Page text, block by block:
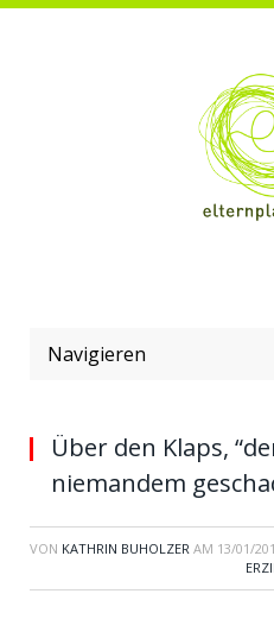
Navigieren
Über den Klaps,
niemandem
VON KATHRIN BUHOLZER AM 13/01/